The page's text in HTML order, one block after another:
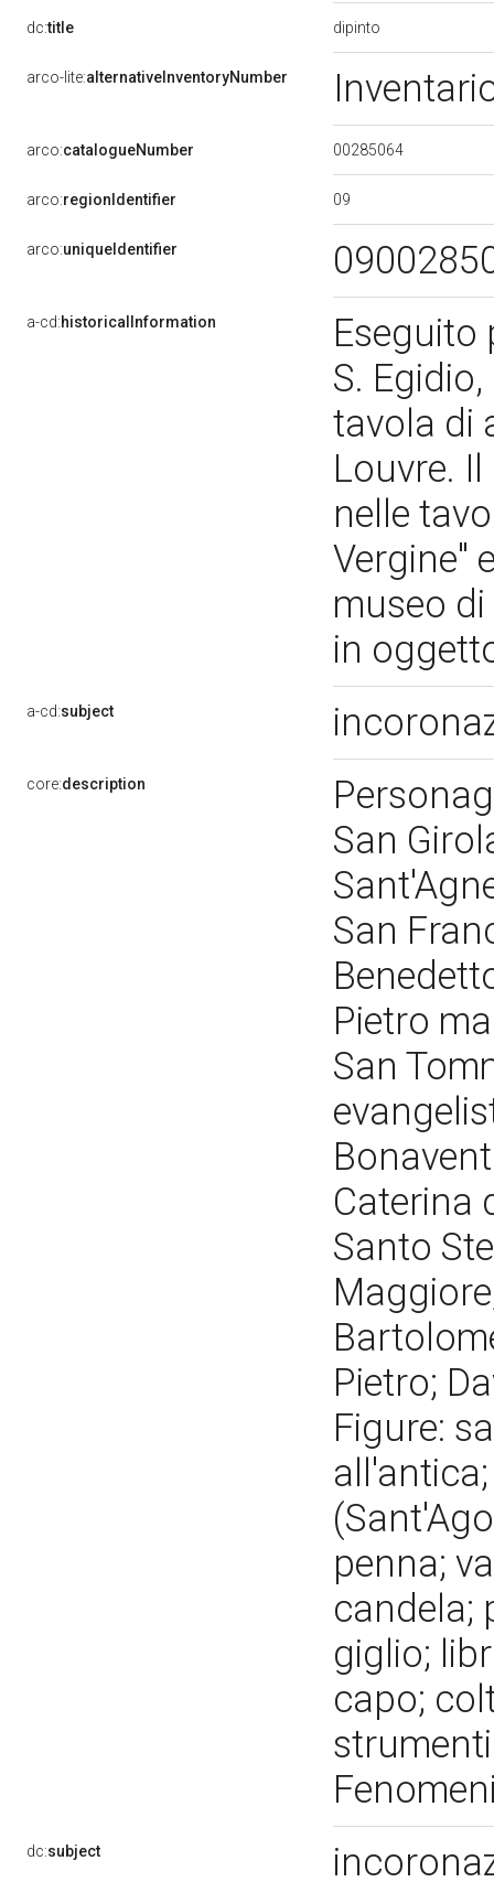
dc:title dipinto
arco-lite:alternativeInventoryNumber
arco:catalogueNumber 00285064
arco:regionIdentifier 09
arco:uniqueIdentifier
a-cd:historicalInformation
Eseguito
S.
tavola di
Louvre.
nelle
Vergine"
museo
in
a-cd:subject
core:description
San
San
Pietro
San
Caterina
Santo
Pietro;
Figure:
penna;
candela;
giglio;
capo;
dc:subject